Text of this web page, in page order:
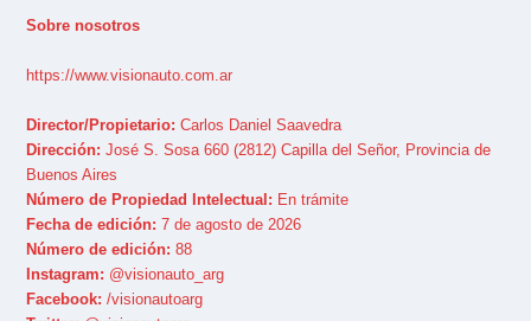
Sobre nosotros
https://www.visionauto.com.ar
Director/Propietario: Carlos Daniel Saavedra
Dirección: José S. Sosa 660 (2812) Capilla del Señor, Provincia de
Buenos Aires
Número de Propiedad Intelectual: En trámite
Fecha de edición: 7 de agosto de 2026
Número de edición: 88
Instagram: @visionauto_arg
Facebook: /visionautoarg